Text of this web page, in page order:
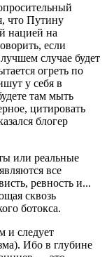
что Путину
нацией на
если
случае будет
огреть по
у себя в
там мыть
цитировать
блогер
или реальные
все
ревность и...
сквозь
ботокса.
и следует
Ибо в глубине